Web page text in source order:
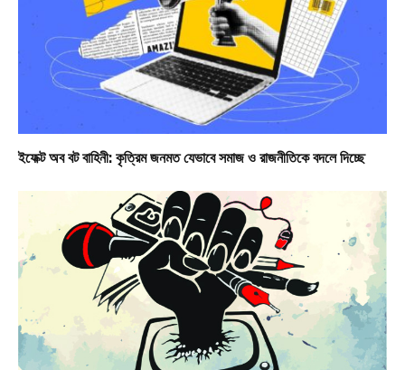
ইফেক্ট অব বট বাহিনী: কৃত্রিম জনমত যেভাবে সমাজ ও রাজনীতিকে বদলে দিচ্ছে